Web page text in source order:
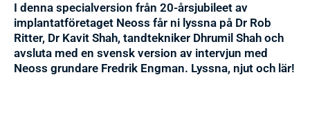
I denna specialversion från 20-årsjubileet av
implantatföretaget Neoss får ni lyssna på Dr Rob
Ritter, Dr Kavit Shah, tandtekniker Dhrumil Shah och
avsluta med en svensk version av intervjun med
Neoss grundare Fredrik Engman. Lyssna, njut och lär!